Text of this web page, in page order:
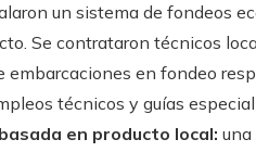
un sistema de fondeos
Se contrataron técnicos
embarcaciones en fondeo
técnicos y guías
en producto local: una